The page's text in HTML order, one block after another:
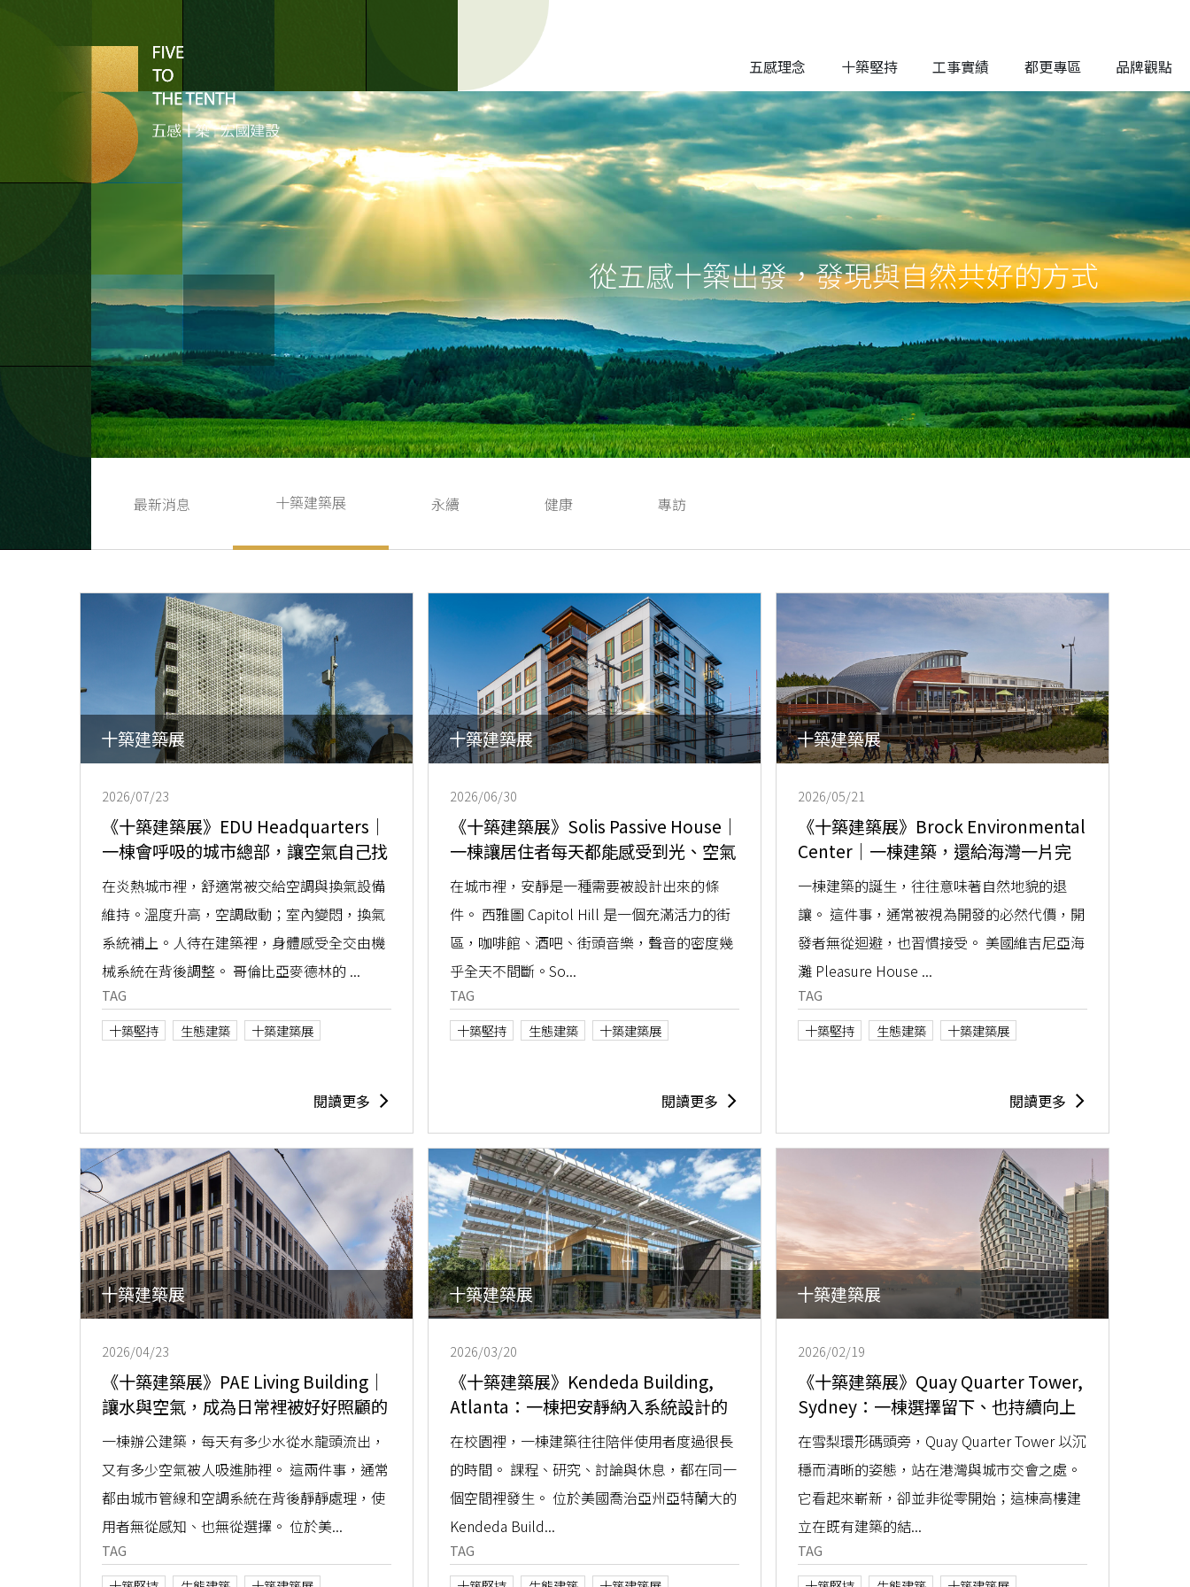
五感理念 十築堅持 工事實績 都更專區 品牌觀點
從五感十築出發，發現與自然共好的方式
最新消息 十築建築展 永續 健康 專訪
十築建築展
2026/07/23
《十築建築展》EDU Headquarters｜
一棟會呼吸的城市總部，讓空氣自己找
到路
在炎熱城市裡，舒適常被交給空調與換氣設備
維持。溫度升高，空調啟動；室內變悶，換氣
系統補上。人待在建築裡，身體感受全交由機
械系統在背後調整。 哥倫比亞麥德林的 ...
TAG
十築堅持
生態建築 十築建築展
閱讀更多
十築建築展
2026/06/30
《十築建築展》Solis Passive House｜
一棟讓居住者每天都能感受到光、空氣
與安靜的住宅
在城市裡，安靜是一種需要被設計出來的條
件。 西雅圖 Capitol Hill 是一個充滿活力的街
區，咖啡館、酒吧、街頭音樂，聲音的密度幾
乎全天不間斷。So...
TAG
十築堅持
生態建築 十築建築展
閱讀更多
十築建築展
2026/05/21
《十築建築展》Brock Environmental
Center｜一棟建築，還給海灣一片完
整的海岸
一棟建築的誕生，往往意味著自然地貌的退
讓。 這件事，通常被視為開發的必然代價，開
發者無從迴避，也習慣接受。 美國維吉尼亞海
灘 Pleasure House ...
TAG
十築堅持
生態建築 十築建築展
閱讀更多
十築建築展
2026/04/23
《十築建築展》PAE Living Building｜
讓水與空氣，成為日常裡被好好照顧的
存在
一棟辦公建築，每天有多少水從水龍頭流出，
又有多少空氣被人吸進肺裡。 這兩件事，通常
都由城市管線和空調系統在背後靜靜處理，使
用者無從感知、也無從選擇。 位於美...
TAG
十築建築展
2026/03/20
《十築建築展》Kendeda Building,
Atlanta：一棟把安靜納入系統設計的
校園建築
在校園裡，一棟建築往往陪伴使用者度過很長
的時間。 課程、研究、討論與休息，都在同一
個空間裡發生。 位於美國喬治亞州亞特蘭大的
Kendeda Build...
TAG
十築建築展
2026/02/19
《十築建築展》Quay Quarter Tower,
Sydney：一棟選擇留下、也持續向上
的城市高樓
在雪梨環形碼頭旁，Quay Quarter Tower 以沉
穩而清晰的姿態，站在港灣與城市交會之處。
它看起來嶄新，卻並非從零開始；這棟高樓建
立在既有建築的結...
TAG